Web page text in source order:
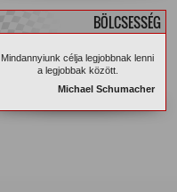
BÖLCSESSÉG
Mindannyiunk célja legjobbnak lenni
a legjobbak között.
Michael Schumacher